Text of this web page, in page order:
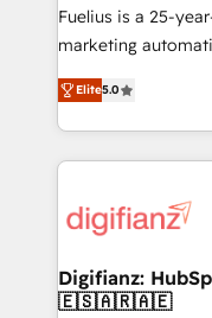
other ones listed in our
HubSpot implementation - HubSpot
is there for you to: - Grow revenue, and run your
business more efficiently -
more people - Get the most out of your HubSpot
investment
Fuelius is a 25-
marketing
enable mid-market
maximise their
growth. We modernise platforms, streamline
operations that
supercharge revenue
Transformation /
Sales Consulting •
Elite5.0
Digifianz:
🇪🇸🇦🇷🇦🇪